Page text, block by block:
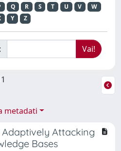
Q R S T U V
W
Y Z
metadati
Adaptively Attacking
Bases